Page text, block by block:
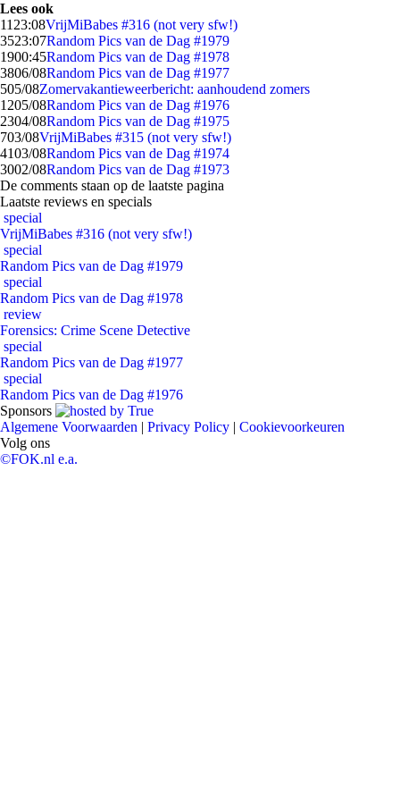
Lees ook
11 23:08VrijMiBabes #316 (not very sfw!)
3523:07Random Pics van de Dag #1979
1900:45Random Pics van de Dag #1978
3806/08Random Pics van de Dag #1977
505/08Zomervakantieweerbericht: aanhoudend zomers
1205/08Random Pics van de Dag #1976
2304/08Random Pics van de Dag #1975
703/08VrijMiBabes #315 (not very sfw!)
4103/08Random Pics van de Dag #1974
3002/08Random Pics van de Dag #1973
De comments staan op de laatste pagina
Laatste reviews en specials
special
VrijMiBabes #316 (not very sfw!)
special
Random Pics van de Dag #1979
special
Random Pics van de Dag #1978
review
Forensics: Crime Scene Detective
special
Random Pics van de Dag #1977
special
Random Pics van de Dag #1976
Sponsors
Algemene Voorwaarden | Privacy Policy | Cookievoorkeuren
Volg ons
©FOK.nl e.a.